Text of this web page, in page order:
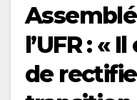
l’UFR : «
de